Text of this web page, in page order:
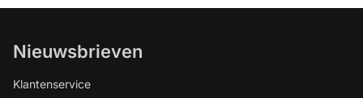
Nieuwsbrieven
Klantenservice